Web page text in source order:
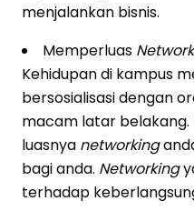
menjalankan bisnis.
Memperluas Network
Kehidupan di kampus
bersosialisasi dengan
macam latar belakang.
luasnya networking
bagi anda. Networking
terhadap